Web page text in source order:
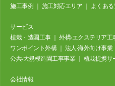
施⼯事例 施工対応エリア よくあ
サービス
植栽・造園工事｜外構‧エクステリア⼯
ワンポイント外構｜ 法⼈‧海外向け事業
公共‧⼤規模造園⼯事事業｜ 植栽提携サ
会社情報